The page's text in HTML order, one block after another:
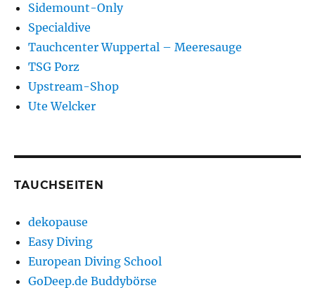
Sidemount-Only
Specialdive
Tauchcenter Wuppertal – Meeresauge
TSG Porz
Upstream-Shop
Ute Welcker
TAUCHSEITEN
dekopause
Easy Diving
European Diving School
GoDeep.de Buddybörse